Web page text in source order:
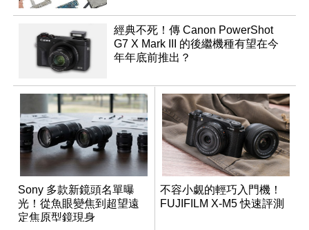
經典不死！傳 Canon PowerShot
G7 X Mark III 的後繼機種有望在今
年年底前推出？
Sony 多款新鏡頭名單曝
光！從魚眼變焦到超望遠
定焦原型鏡現身
不容小覷的輕巧入門機！
FUJIFILM X-M5 快速評測